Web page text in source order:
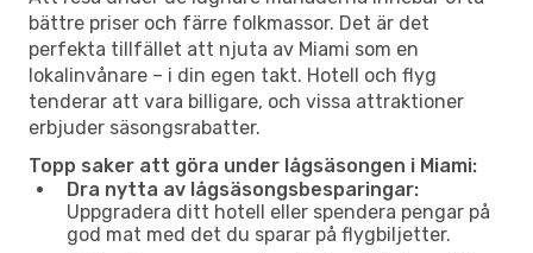
bättre priser och färre folkmassor. Det är det
perfekta tillfället att njuta av Miami som en
lokalinvånare – i din egen takt. Hotell och flyg
tenderar att vara billigare, och vissa attraktioner
erbjuder säsongsrabatter.
Topp saker att göra under lågsäsongen i Miami:
Dra nytta av lågsäsongsbesparingar:
Uppgradera ditt hotell eller spendera pengar på
god mat med det du sparar på flygbiljetter.